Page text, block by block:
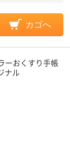
カゴへ
ーおくすり手帳
ナル